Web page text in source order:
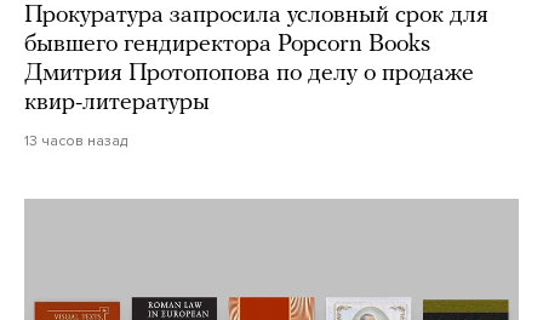
Прокуратура запросила условный срок для
бывшего гендиректора Popcorn Books
Дмитрия Протопопова по делу о продаже
квир-литературы
13 часов назад